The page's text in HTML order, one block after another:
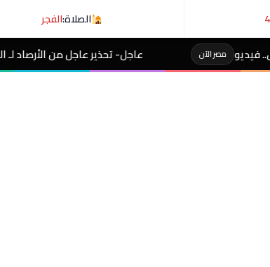
الصلاة:الفجر
عاجل- تحذير عاجل من الأرصاد لـ المصطافين على شوطئ 8